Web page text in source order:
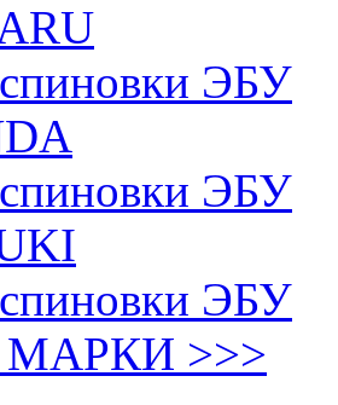
ЭБУ
ЭБУ
ЭБУ
>>>